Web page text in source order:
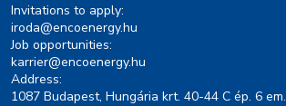
Invitations to apply:
iroda@encoenergy.hu
Job opportunities:
karrier@encoenergy.hu
Address:
1087 Budapest, Hungária krt. 40-44 C ép. 6 em.